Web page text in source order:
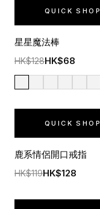
QUICK SHOP
星星魔法棒
HK$128HK$68
QUICK SHOP
鹿系情侶開口戒指
HK$119HK$128